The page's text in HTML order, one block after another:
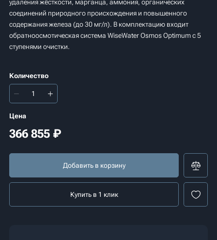
удаления жёсткости, марганца, аммония, органических
соединений природного происхождения и повышенного
содержания железа (до 30 мг/л). В комплектацию входит
обратноосмотическая система WiseWater Osmos Optimum с 5
ступенями очистки.
Количество
Цена
366 855 ₽
Добавить в корзину
Купить в 1 клик